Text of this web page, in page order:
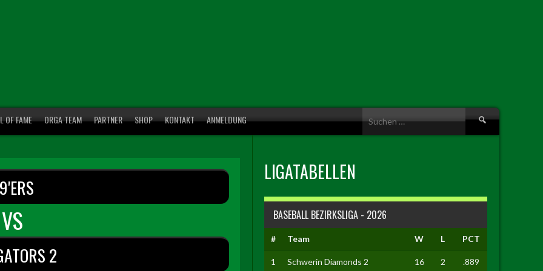
OF FAME ORGA TEAM PARTNER SHOP KONTAKT ANMELDUNG
Suche
VS
2
LIGATABELLEN
BASEBALL BEZIRKSLIGA - 2026
# Team W L PCT
1 Schwerin Diamonds 2 16 2 .889